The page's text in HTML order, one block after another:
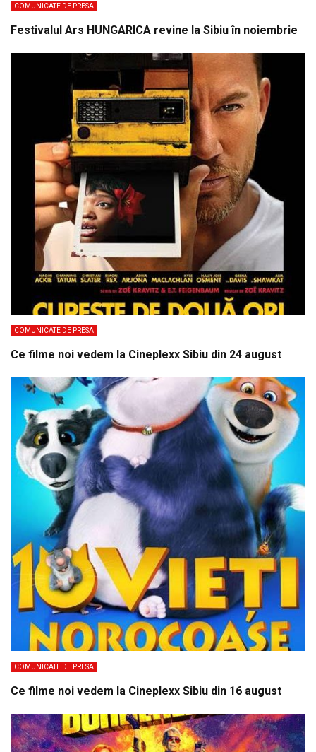
COMUNICATE DE PRESA
Festivalul Ars HUNGARICA revine la Sibiu în noiembrie
COMUNICATE DE PRESA
Ce filme noi vedem la Cineplexx Sibiu din 24 august
COMUNICATE DE PRESA
Ce filme noi vedem la Cineplexx Sibiu din 16 august